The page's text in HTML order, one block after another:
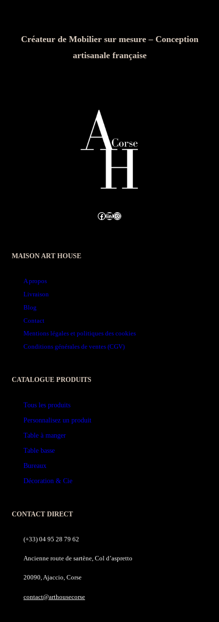
Créateur de Mobilier sur mesure – Conception
artisanale française
Facebook LinkedIn Instagram
MAISON ART HOUSE
A propos
Livraison
Blog
Contact
Mentions légales et politiques des cookies
Conditions générales de ventes (CGV)
CATALOGUE PRODUITS
Tous les produits
Personnalisez un produit
Table à manger
Table basse
Bureaux
Décoration & Cie
CONTACT DIRECT
(+33) 04 95 28 79 62
Ancienne route de sartène, Col d’aspretto
20090, Ajaccio, Corse
contact@arthousecorse